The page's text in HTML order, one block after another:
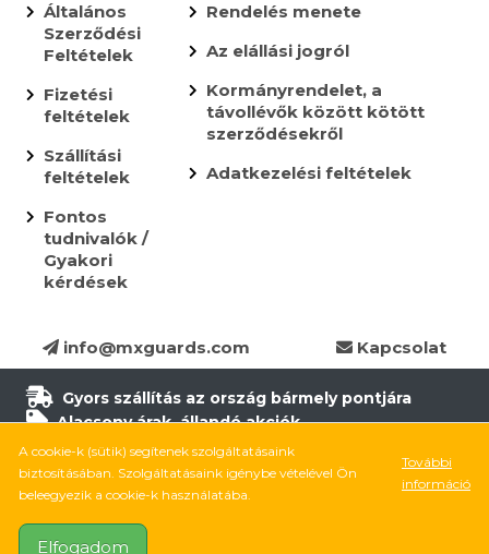
Általános
Szerződési
Feltételek
Fizetési
feltételek
Szállítási
feltételek
Fontos
tudnivalók /
Gyakori
kérdések
Rendelés menete
Az elállási jogról
Kormányrendelet, a
távollévők között kötött
szerződésekről
Adatkezelési feltételek
info@mxguards.com Kapcsolat
Gyors szállítás az ország bármely pontjára
Alacsony árak, állandó akciók
Több, mint 10.000 termék
6.500 termék raktáron
8.000 elégedett ügyfél
Kövess be Facebookon
Kövess be Instagramon
A cookie-k (sütik) segítenek szolgáltatásaink
biztosításában. Szolgáltatásaink igénybe vételével Ön
beleegyezik a cookie-k használatába.
További
információ
Elfogadom